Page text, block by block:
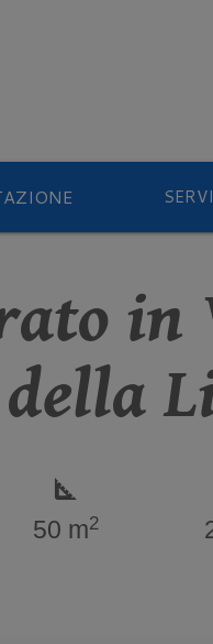
in
della
square_foot
50 m2